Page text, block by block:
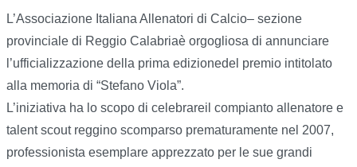
L’Associazione Italiana Allenatori di Calcio– sezione
provinciale di Reggio Calabriaè orgogliosa di annunciare
l’ufficializzazione della prima edizionedel premio intitolato
alla memoria di “Stefano Viola”.
L’iniziativa ha lo scopo di celebrareil compianto allenatore e
talent scout reggino scomparso prematuramente nel 2007,
professionista esemplare apprezzato per le sue grandi